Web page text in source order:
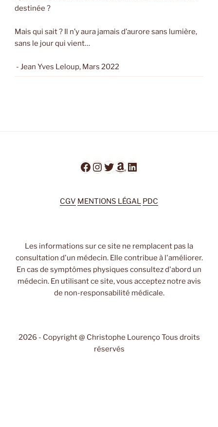
destinée ?
Mais qui sait ? Il n’y aura jamais d’aurore sans lumière,
sans le jour qui vient…
- Jean Yves Leloup, Mars 2022
Facebook
Instagram
Twitter
Amazon
LinkedIn
CGV MENTIONS LÉGAL PDC
Les informations sur ce site ne remplacent pas la
consultation d'un médecin. Elle contribue à l'améliorer.
En cas de symptômes physiques consultez d'abord un
médecin. En utilisant ce site, vous acceptez notre avis
de non-responsabilité médicale.
2026 - Copyright @ Christophe Lourenço Tous droits
réservés